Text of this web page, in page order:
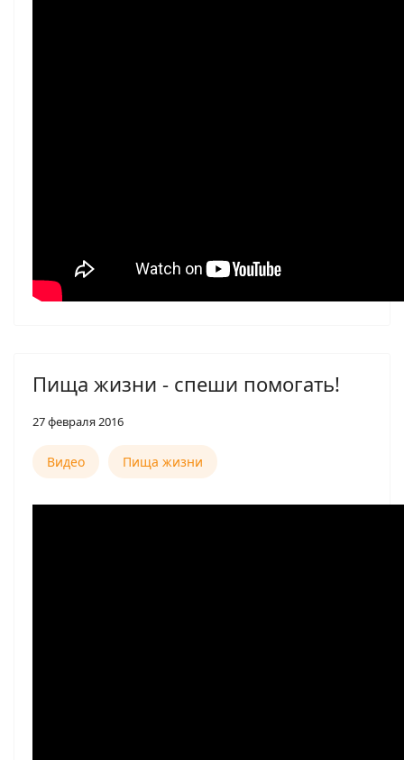
Пища жизни - спеши помогать!
27 февраля 2016
Видео Пища жизни